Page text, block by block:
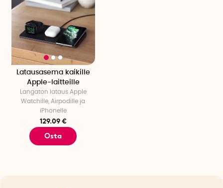
Latausasema kaikille
Apple-laitteille
Langaton lataus Apple
Watchille, Airpodille ja
iPhonelle
129.09 €
Osta